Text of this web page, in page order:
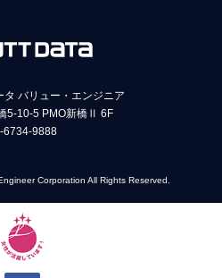
タ バリュー・エンジニア
5-10-5 PMO新橋Ⅱ 6F
6734-9888
Corporation All Rights Reserved.